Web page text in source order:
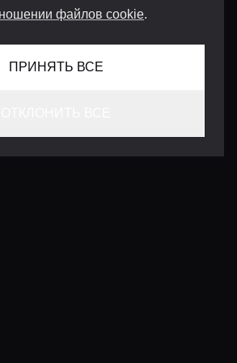
файлов cookie.
ПРИНЯТЬ ВСЕ